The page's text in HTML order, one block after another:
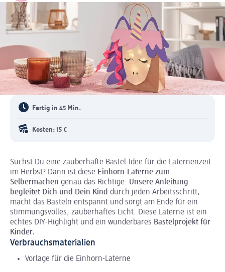
Fertig in 45 Min.
Kosten: 15 €
Suchst Du eine zauberhafte Bastel-Idee für die Laternenzeit
im Herbst? Dann ist diese Einhorn-Laterne zum
Selbermachen genau das Richtige: Unsere Anleitung
begleitet Dich und Dein Kind durch jeden Arbeitsschritt,
macht das Basteln entspannt und sorgt am Ende für ein
stimmungsvolles, zauberhaftes Licht. Diese Laterne ist ein
echtes DIY-Highlight und ein wunderbares Bastelprojekt für
Kinder.
Verbrauchsmaterialien
Vorlage für die Einhorn-Laterne